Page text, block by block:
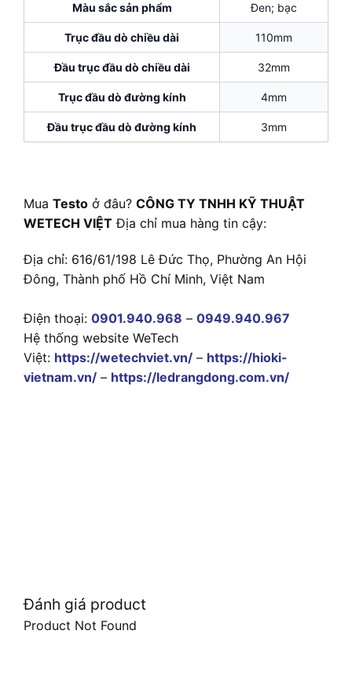
Màu sắc sản phẩm Đen; bạc
Trục đầu dò chiều dài 110mm
Đầu trục đầu dò chiều dài 32mm
Trục đầu dò đường kính 4mm
Đầu trục đầu dò đường kính 3mm
Mua Testo ở đâu? CÔNG TY TNHH KỸ THUẬT
WETECH VIỆT Địa chỉ mua hàng tin cậy:
Địa chỉ: 616/61/198 Lê Đức Thọ, Phường An Hội
Đông, Thành phố Hồ Chí Minh, Việt Nam
Điện thoại: 0901.940.968 – 0949.940.967
Hệ thống website WeTech
Việt: https://wetechviet.vn/ – https://hioki-
vietnam.vn/ – https://ledrangdong.com.vn/
Đánh giá product
Product Not Found